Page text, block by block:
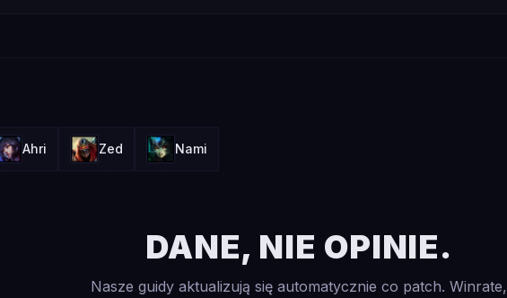
Ahri Zed Nami
DANE, NIE OPINIE.
Nasze guidy aktualizują się automatycznie co patch. Winrate,